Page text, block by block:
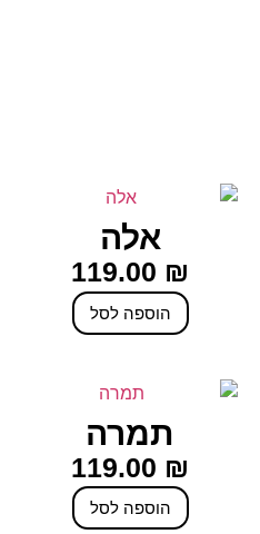
אלה
119.00 ₪
הוספה לסל
תמרה
119.00 ₪
הוספה לסל